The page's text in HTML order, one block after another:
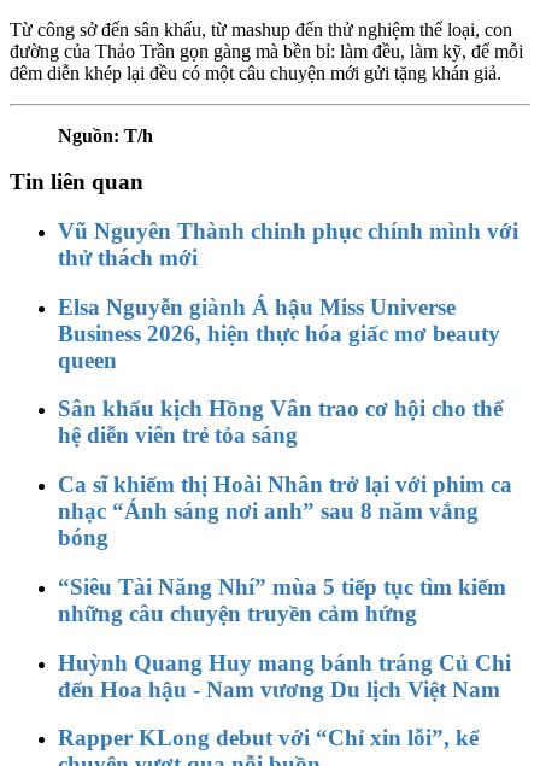
Từ công sở đến sân khấu, từ mashup đến thử nghiệm thể loại, con
đường của Thảo Trần gọn gàng mà bền bỉ: làm đều, làm kỹ, để mỗi
đêm diễn khép lại đều có một câu chuyện mới gửi tặng khán giả.
Nguồn: T/h
Tin liên quan
Vũ Nguyên Thành chinh phục chính mình với
thử thách mới
Elsa Nguyễn giành Á hậu Miss Universe
Business 2026, hiện thực hóa giấc mơ beauty
queen
Sân khấu kịch Hồng Vân trao cơ hội cho thế
hệ diễn viên trẻ tỏa sáng
Ca sĩ khiếm thị Hoài Nhân trở lại với phim ca
nhạc “Ánh sáng nơi anh” sau 8 năm vắng
bóng
“Siêu Tài Năng Nhí” mùa 5 tiếp tục tìm kiếm
những câu chuyện truyền cảm hứng
Huỳnh Quang Huy mang bánh tráng Củ Chi
đến Hoa hậu - Nam vương Du lịch Việt Nam
Rapper KLong debut với “Chỉ xin lỗi”, kể